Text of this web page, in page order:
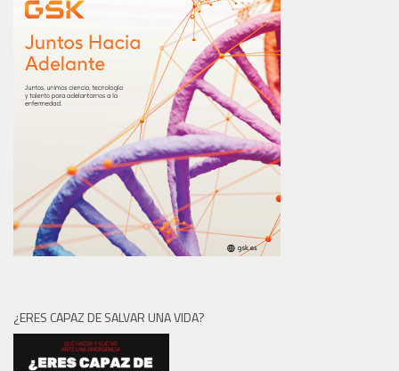
¿ERES CAPAZ DE SALVAR UNA VIDA?